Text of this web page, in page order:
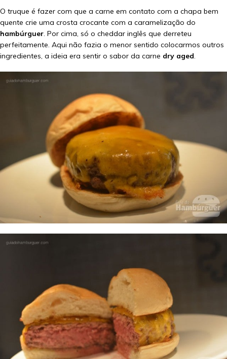
O truque é fazer com que a carne em contato com a chapa bem
quente crie uma crosta crocante com a caramelização do
hambúrguer. Por cima, só o cheddar inglês que derreteu
perfeitamente. Aqui não fazia o menor sentido colocarmos outros
ingredientes, a ideia era sentir o sabor da carne dry aged.